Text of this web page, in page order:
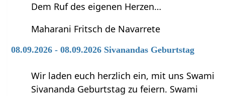
Dem Ruf des eigenen Herzen…
Maharani Fritsch de Navarrete
08.09.2026 - 08.09.2026 Sivanandas Geburtstag
Wir laden euch herzlich ein, mit uns Swami
Sivananda Geburtstag zu feiern. Swami